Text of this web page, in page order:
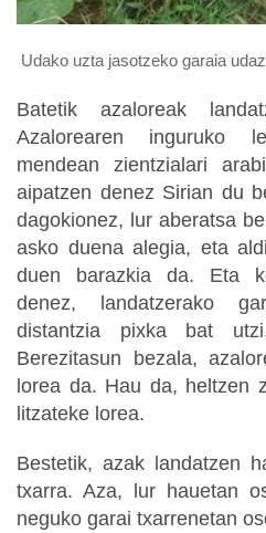
Udako uzta jasotzeko garaia
Batetik azaloreak
Azalorearen inguruko
mendean zientzialari
aipatzen denez Sirian du
dagokionez, lur aberatsa
asko duena alegia, eta
duen barazkia da. Eta
denez, landatzerako
distantzia pixka bat
Berezitasun bezala,
lorea da. Hau da, heltzen
litzateke lorea.
Bestetik, azak landatzen
txarra. Aza, lur hauetan
neguko garai txarrenetan